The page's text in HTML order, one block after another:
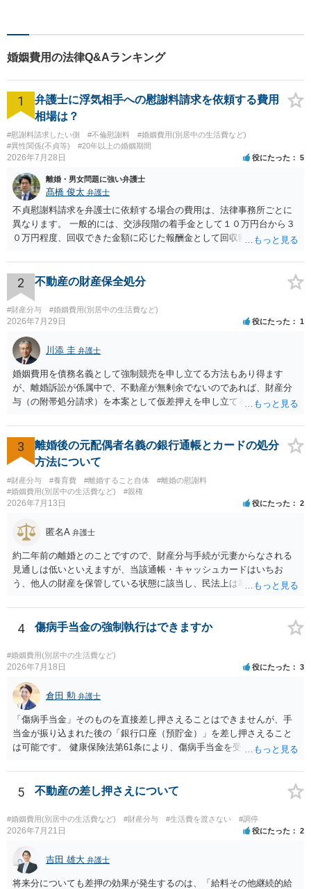
も、早めにお越しいただい
て、一緒に解決を目指しまし
ょう。
婚姻費用の法律Q&Aランキング
1
弁護士に浮気相手への慰謝料請求を依頼する費用
相場は？
#慰謝料請求したい側 #不倫慰謝料
#婚姻費用(別居中の生活費など)
#異性関係(不貞等)
#20年以上の婚姻期間
2026年7月28日 役にたった 5
離婚・男女問題に強い弁護士
髙橋 俊太 弁護士
不貞慰謝料請求を弁護士に依頼する場合の費用は、法律事務所ごとに
異なります。 一般的には、交渉段階の着手金として１０万円台から３
０万円程度、回収できた金額に応じた報酬金として回収額の１０％か
には、追加着手金や日当、実費が発生することもあります。 もっと
も、証拠が十分にあるか、相手方の住所・勤務先が分かるか、慰謝料
額、離婚の有無、交渉で終わるか訴訟まで見込むかによって、費用は
変わり得ます。依頼前に、交渉だけの場合、訴訟になった場合、回収
できなかった場合の費用を確認しておくとよいでしょう。 弁護士選び
では、不貞慰謝料案件の経験が相応にあるか、費用体系が明確か、見
通しを過度に楽観的に言い過ぎないか、質問に具体的に答えてくれる
か、連絡方法（メール、電話、弁護士直接か事務局員を介するかな
ど）や対応スピードが合うかを確認するとよいと思います。いずれに
しましても、弁護士への相談・依頼にあたっては、証拠資料、夫と相
手方の関係、相手方の氏名・住所等、夫婦関係への影響、離婚予定の
2 不動産の財産保全処分
#財産分与 #婚姻費用(別居中の生活費など)
2026年7月29日 役にたった 1
川添 圭 弁護士
婚姻費用を債務名義として強制競売を申し立てる方法もあり得ます
が、離婚訴訟が係属中で、不動産が無剰余でないのであれば、財産分
与（の附帯処分請求）を本案として仮差押えを申し立てる（法的には
えられます。弁護士へ依頼しているのであれば、担当弁護士とよく相
談してください。
3
離婚後の元配偶者名義の銀行通帳とカードの処分
方法について
#財産分与 #養育費 #離婚すること自体
#離婚の慰謝料
#婚姻費用(別居中の生活費など)
#親権
2026年7月13日 役にたった 2
匿名A 弁護士
約二年前の離婚とのことですので、財産分与手続が元妻からなされる
見通しは低いといえますが、当該通帳・キャッシュカードはいちお
う、他人の財産を保管している状態に該当し、民法上は事務管理（597
えにくくとも、表だってのお答えとしては元妻の了解なく処分するこ
とはできないというお答えになってしまいます。
4 傷病手当金の強制執行はできますか
#婚姻費用(別居中の生活費など)
2026年7月18日 役にたった 3
倉田 勲 弁護士
「傷病手当金」そのものを直接差し押さえることはできませんが、手
当金が振り込まれた後の「銀行口座（預貯金）」を差し押さえること
は可能です。 健康保険法第61条により、傷病手当金を受け取る権利は
った扶養義務に基づく特別な請求であっても、健康保険組合や協会け
んぽに対して「夫に支払われる予定の傷病手当金をこちらに回してほ
しい」と直接差し押さえることは法律上できません。 一方で指定口座
に振り込まれた（着金した）瞬間、それは手当金ではなく「預金債
権」という扱いになります。 裁判所を介して銀行口座に対して差押命
のかを区別しません。そのため、口座に残高があれば差し押さえるこ
とができます。
5 不動産の差し押さえについて
#婚姻費用(別居中の生活費など) #財産分与 #生活費を渡さない #調停
2026年7月21日 役にたった 2
吉田 雄大 弁護士
将来分についても差押の効果が発生するのは、「給料その他継続的給